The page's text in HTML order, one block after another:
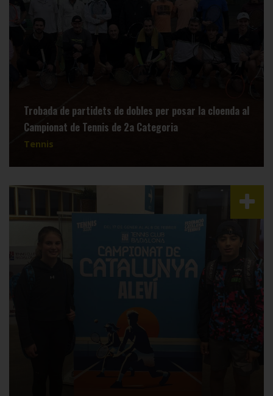
Trobada de partidets de dobles per posar la cloenda al
Campionat de Tennis de 2a Categoria
Tennis